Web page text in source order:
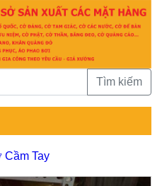
Tìm kiếm
Cầm Tay